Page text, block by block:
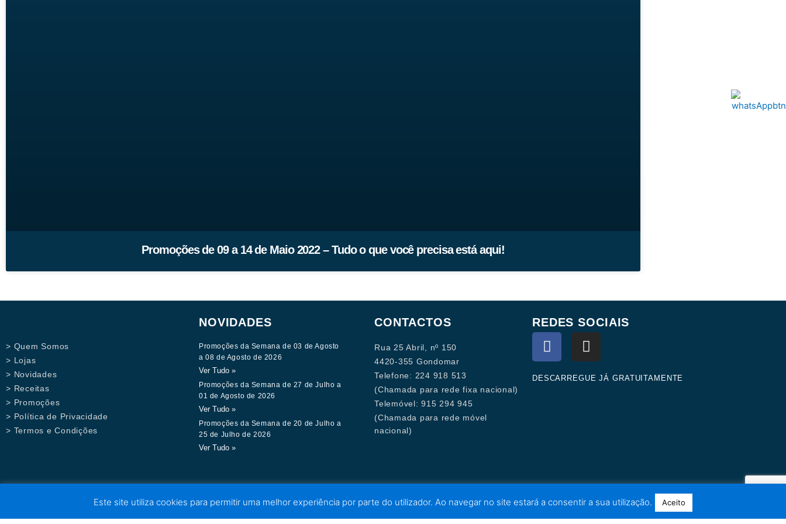
Promoções de 09 a 14 de Maio 2022 – Tudo o que você precisa está aqui!
> Quem Somos
> Lojas
> Novidades
> Receitas
> Promoções
> Política de Privacidade
> Termos e Condições
NOVIDADES
Promoções da Semana de 03 de Agosto
a 08 de Agosto de 2026
Ver Tudo »
Promoções da Semana de 27 de Julho a
01 de Agosto de 2026
Ver Tudo »
Promoções da Semana de 20 de Julho a
25 de Julho de 2026
Ver Tudo »
CONTACTOS
Rua 25 Abril, nº 150
4420-355 Gondomar
Telefone: 224 918 513
(Chamada para rede fixa nacional)
Telemóvel: 915 294 945
(Chamada para rede móvel
nacional)
REDES SOCIAIS
F
a
c
e
I
n
s
t
DESCARREGUE JÁ GRATUITAMENTE
Este site utiliza cookies para permitir uma melhor experiência por parte do utilizador. Ao navegar no site estará a consentir a sua utilização. Aceito